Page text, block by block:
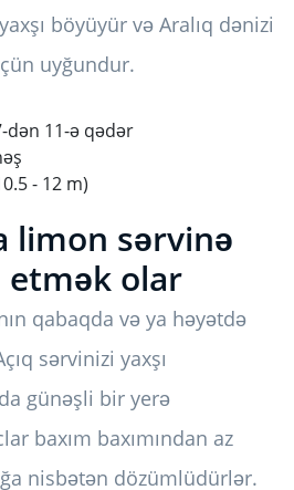
böyüyür və Aralıq dənizi
uyğundur.
dən 11-ə qədər
- 12 m)
limon sərvinə
etmək olar
qabaqda və ya həyətdə
sərvinizi yaxşı
günəşli bir yerə
baxım baxımından az
nisbətən dözümlüdürlər.